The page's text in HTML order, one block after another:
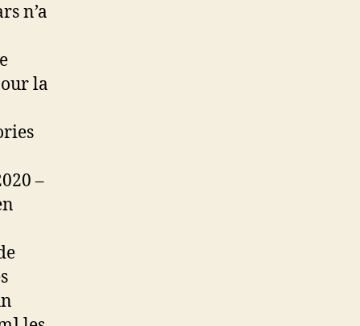
n’a
la
–